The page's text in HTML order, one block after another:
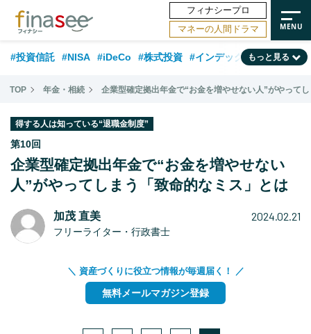
フィナシープロ
マネーの人間ドラマ
#投資信託 #NISA #iDeCo #株式投資 #インデックスファンド
#相談事例 #相続・贈与 #FP #新NISA #ランキング #日本株
#フィナンシャル・ウェルビーイング
#データ・調査 #資産運用業界 #海外事情 #国内株式型 #60代
もっと見る
TOP 年金・相続 企業型確定拠出年金で“お金を増やせない人”がやって
得する人は知っている“退職金制度”
第10回
企業型確定拠出年金で“お金を増やせない
人”がやってしまう「致命的なミス」とは
加茂 直美
フリーライター・行政書士
2024.02.21
＼ 資産づくりに役立つ情報が毎週届く！ ／
無料メールマガジン登録